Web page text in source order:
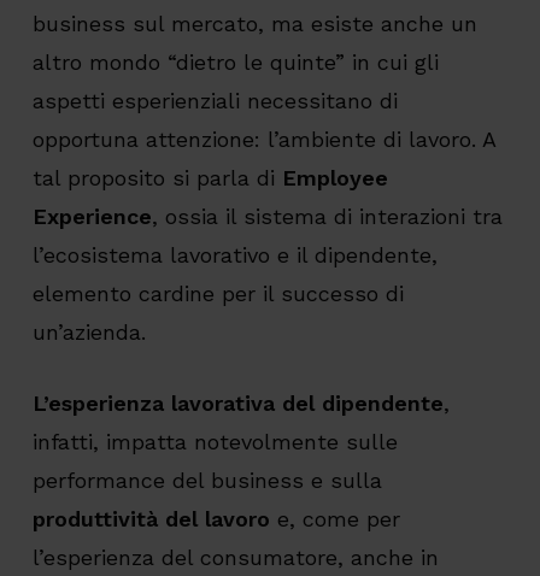
business sul mercato, ma esiste anche un
altro mondo “dietro le quinte” in cui gli
aspetti esperienziali necessitano di
opportuna attenzione: l’ambiente di lavoro. A
tal proposito si parla di Employee
Experience, ossia il sistema di interazioni tra
l’ecosistema lavorativo e il dipendente,
elemento cardine per il successo di
un’azienda.
L’esperienza lavorativa del dipendente,
infatti, impatta notevolmente sulle
performance del business e sulla
produttività del lavoro e, come per
l’esperienza del consumatore, anche in